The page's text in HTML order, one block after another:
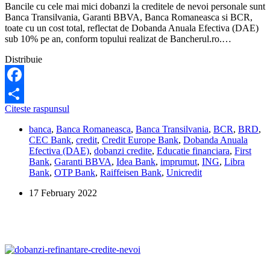
Bancile cu cele mai mici dobanzi la creditele de nevoi personale sunt
Banca Transilvania, Garanti BBVA, Banca Romaneasca si BCR,
toate cu un cost total, reflectat de Dobanda Anuala Efectiva (DAE)
sub 10% pe an, conform topului realizat de Bancherul.ro.…
Distribuie
Facebook
Share
Citeste raspunsul
au
cele
mai
mici
dobanzi
creditele
banca, Banca Romaneasca, Banca Transilvania, BCR, BRD,
CEC Bank, credit, Credit Europe Bank, Dobanda Anuala
Efectiva (DAE), dobanzi credite, Educatie financiara, First
Bank, Garanti BBVA, Idea Bank, imprumut, ING, Libra
Bank, OTP Bank, Raiffeisen Bank, Unicredit
17 February 2022